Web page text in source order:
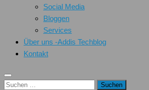
Social Media
Bloggen
Services
Über uns -Addis Techblog
Kontakt
Suchen